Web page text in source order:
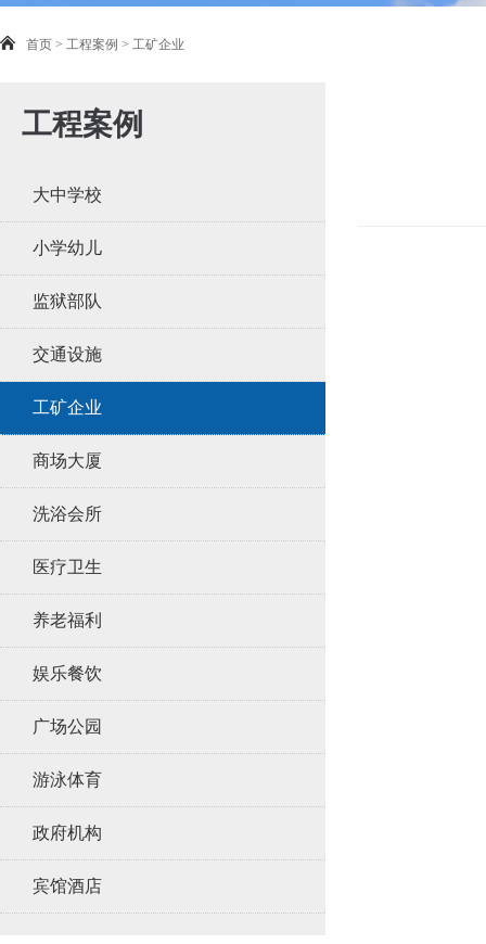
首页 > 工程案例 > 工矿企业
工程案例
大中学校
小学幼儿
监狱部队
交通设施
工矿企业
商场大厦
洗浴会所
医疗卫生
养老福利
娱乐餐饮
广场公园
游泳体育
政府机构
宾馆酒店